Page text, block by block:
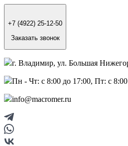
+7 (4922) 25-12-50
Заказать звонок
г. Владимир, ул. Большая
Пн - Чт: с 8:00 до 17:00, Пт: с
info@macromer.ru